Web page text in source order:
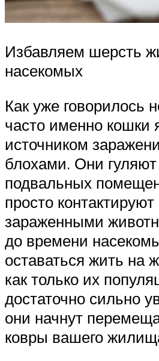
Избавляем шерсть
насекомых
Как уже говорилось
часто именно кошки
источником
блохами. Они гуляют
подвальных
просто контактируют
зараженными
до времени
оставаться жить на
как только их
достаточно сильно
они начнут
ковры вашего